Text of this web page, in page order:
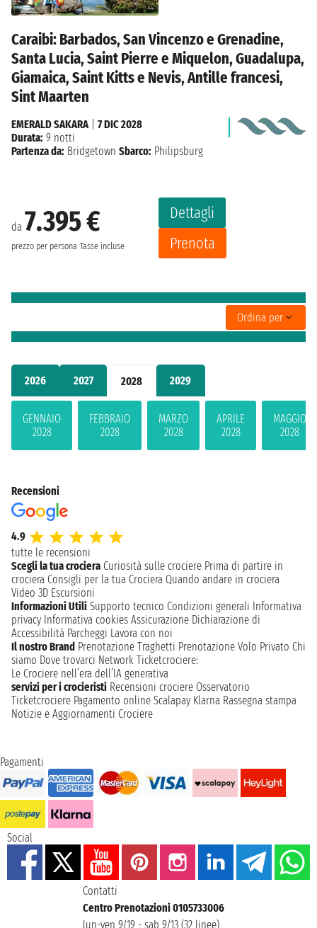
2026 2027 2028 2029
GENNAIO
2028
FEBBRAIO
2028
MARZO
2028
APRILE
2028
MAGGIO
2028
Caraibi: Barbados, San Vincenzo e Grenadine,
Santa Lucia, Saint Pierre e Miquelon, Guadalupa,
Giamaica, Saint Kitts e Nevis, Antille francesi,
Sint Maarten
da 7.395 €
prezzo per persona Tasse incluse
Dettagli
Prenota
EMERALD SAKARA| 7 DIC 2028
Durata: 9 notti
Partenza da: Bridgetown Sbarco: Philipsburg
Ordina per
Recensioni
4.9
tutte le recensioni
Scegli la tua crociera Curiosità sulle crociere Prima di partire in
crociera Consigli per la tua Crociera Quando andare in crociera
Video 3D Escursioni
Informazioni Utili Supporto tecnico Condizioni generali Informativa
privacy Informativa cookies Assicurazione Dichiarazione di
Accessibilità Parcheggi Lavora con noi
Il nostro Brand Prenotazione Traghetti Prenotazione Volo Privato Chi
siamo Dove trovarci Network Ticketcrociere:
Le Crociere nell’era dell’IA generativa
servizi per i crocieristi Recensioni crociere Osservatorio
Ticketcrociere Pagamento online Scalapay Klarna Rassegna stampa
Notizie e Aggiornamenti Crociere
Pagamenti
Social
Contatti
Centro Prenotazioni 0105733006
lun-ven 9/19 - sab 9/13 (32 linee)